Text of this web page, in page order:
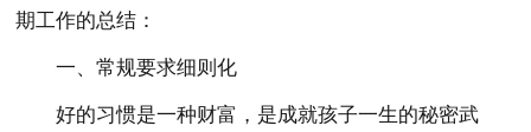
期工作的总结：
一、常规要求细则化
好的习惯是一种财富，是成就孩子一生的秘密武